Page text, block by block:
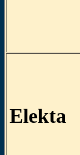
Elekta